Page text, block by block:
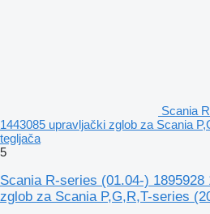
Scania
1443085 upravljački zglob za Scania
tegljača
5
Scania R-series (01.04-) 1895928
zglob za Scania P,G,R,T-series